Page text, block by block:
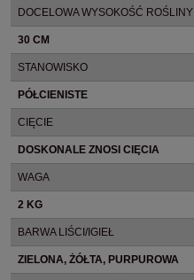
DOCELOWA WYSOKOŚĆ ROŚLINY
30 CM
STANOWISKO
PÓŁCIENISTE
CIĘCIE
DOSKONALE ZNOSI CIĘCIA
WAGA
2 KG
BARWA LIŚCI/IGIEŁ
ZIELONA, ŻÓŁTA, PURPUROWA